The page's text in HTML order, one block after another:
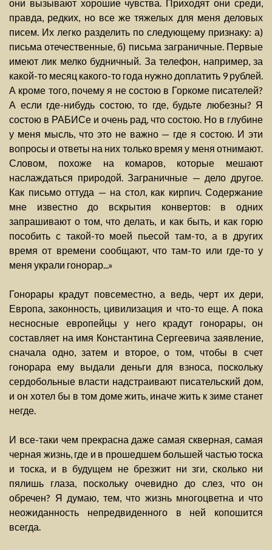
они вызывают хорошие чувства. Приходят они среди,
правда, редких, но все же тяжелых для меня деловых
писем. Их легко разделить по следующему признаку: а)
письма отечественные, б) письма заграничные. Первые
имеют лик мелко будничный. За телефон, например, за
какой-то месяц какого-то года нужно доплатить 9 рублей.
А кроме того, почему я не состою в Горкоме писателей?
А если где-нибудь состою, то где, будьте любезны? Я
состою в РАБИСе и очень рад, что состою. Но в глубине
у меня мысль, что это не важно — где я состою. И эти
вопросы и ответы на них только время у меня отнимают.
Словом, похоже на комаров, которые мешают
наслаждаться природой. Заграничные — дело другое.
Как письмо оттуда — на стол, как кирпич. Содержание
мне известно до вскрытия конвертов: в одних
запрашивают о том, что делать, и как быть, и как горю
пособить с такой-то моей пьесой там-то, а в других
время от времени сообщают, что там-то или где-то у
меня украли гонорар...»
Гонорары крадут повсеместно, а ведь, черт их дери,
Европа, законность, цивилизация и что-то еще. А пока
несносные европейцы у него крадут гонорары, он
составляет на имя Константина Сергеевича заявление,
сначала одно, затем и второе, о том, чтобы в счет
гонорара ему выдали деньги для взноса, поскольку
сердобольные власти надстраивают писательский дом,
и он хотел бы в том доме жить, иначе жить к зиме станет
негде.
И все-таки чем прекрасна даже самая скверная, самая
черная жизнь, где и в прошедшем большей частью тоска
и тоска, и в будущем не брезжит ни зги, сколько ни
пялишь глаза, поскольку очевидно до слез, что он
обречен? Я думаю, тем, что жизнь многоцветна и что
неожиданность непредвиденного в ней копошится
всегда.